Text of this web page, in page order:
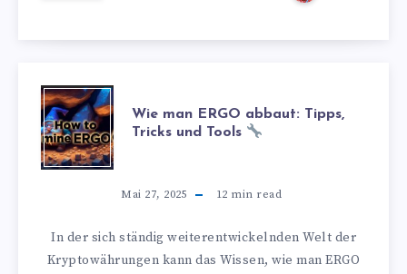
Wie man ERGO abbaut: Tipps,
Tricks und Tools
Mai 27, 2025 12 min read
In der sich ständig weiterentwickelnden Welt der
Kryptowährungen kann das Wissen, wie man ERGO